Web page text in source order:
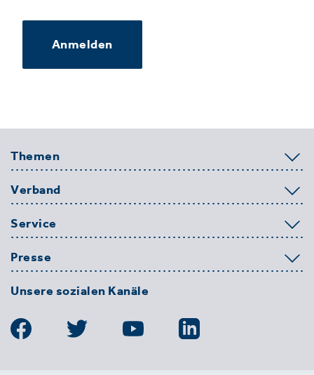
Anmelden
Themen
Verband
Service
Presse
Unsere sozialen Kanäle